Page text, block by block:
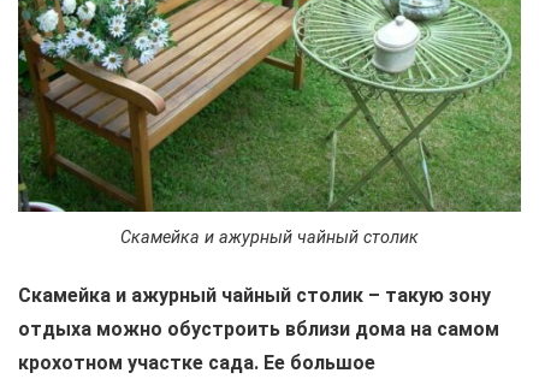
Скамейка и ажурный чайный столик
Скамейка и ажурный чайный столик – такую зону
отдыха можно обустроить вблизи дома на самом
крохотном участке сада. Ее большое